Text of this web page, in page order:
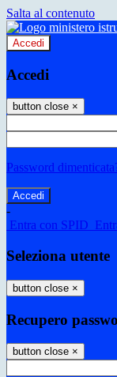
Salta al contenuto
Accedi
Accedi
button close ×
Password
-
Entra con SPID
Seleziona utente
button close ×
Recupero
button close ×